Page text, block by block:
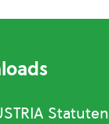
Statuten